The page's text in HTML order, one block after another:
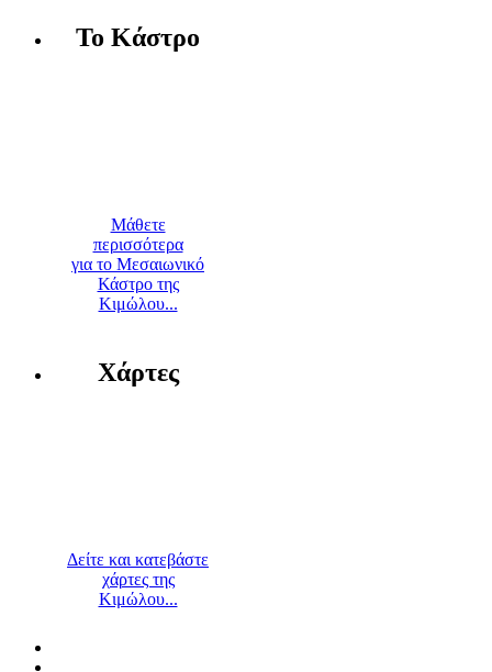
Το Κάστρο
Μάθετε
περισσότερα
για το Μεσαιωνικό
Κάστρο της
Κιμώλου...
Χάρτες
Δείτε και κατεβάστε
χάρτες της
Κιμώλου...